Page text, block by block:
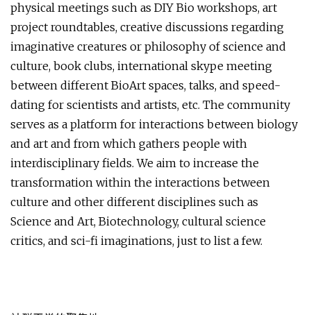
physical meetings such as DIY Bio workshops, art
project roundtables, creative discussions regarding
imaginative creatures or philosophy of science and
culture, book clubs, international skype meeting
between different BioArt spaces, talks, and speed-
dating for scientists and artists, etc. The community
serves as a platform for interactions between biology
and art and from which gathers people with
interdisciplinary fields. We aim to increase the
transformation within the interactions between
culture and other different disciplines such as
Science and Art, Biotechnology, cultural science
critics, and sci-fi imaginations, just to list a few.